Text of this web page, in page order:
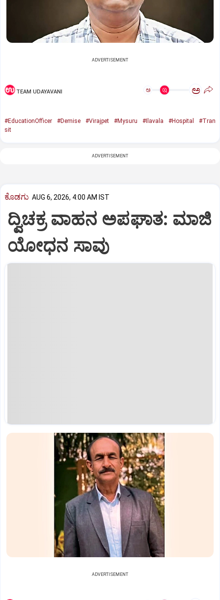
ADVERTISEMENT
TEAM UDAYAVANI ಅ ಅ
#EducationOfficer #Demise #Virajpet #Mysuru #Ilavala #Hospital
#Tran
sit
ADVERTISEMENT
ಕೊಡಗು AUG 6, 2026, 4:00 AM IST
ದ್ವಿಚಕ್ರ ವಾಹನ ಅಪಘಾತ: ಮಾಜಿ
ಯೋಧನ ಸಾವು
ADVERTISEMENT